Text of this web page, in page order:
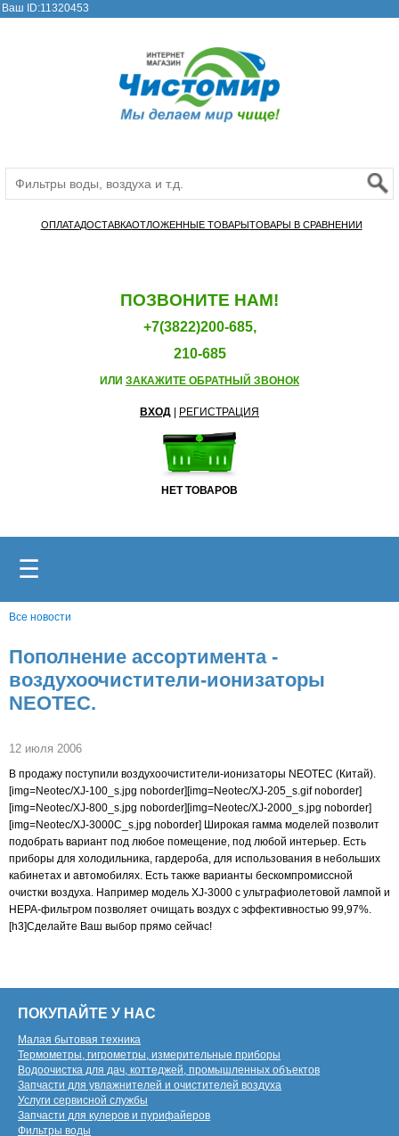
Ваш ID:11320453
ОПЛАТАДОСТАВКАОТЛОЖЕННЫЕ ТОВАРЫТОВАРЫ В СРАВНЕНИИ
ПОЗВОНИТЕ НАМ!
+7(3822)200-685,
210-685
ИЛИ ЗАКАЖИТЕ ОБРАТНЫЙ ЗВОНОК
ВХОД РЕГИСТРАЦИЯ
НЕТ ТОВАРОВ
☰
Все новости
Пополнение ассортимента -
воздухоочистители-ионизаторы
NEOTEC.
12 июля 2006
В продажу поступили воздухоочистители-ионизаторы NEOTEC (Китай).
[img=Neotec/XJ-100_s.jpg noborder][img=Neotec/XJ-205_s.gif noborder]
[img=Neotec/XJ-800_s.jpg noborder][img=Neotec/XJ-2000_s.jpg noborder]
[img=Neotec/XJ-3000C_s.jpg noborder] Широкая гамма моделей позволит
подобрать вариант под любое помещение, под любой интерьер. Есть
приборы для холодильника, гардероба, для использования в небольших
кабинетах и автомобилях. Есть также варианты бескомпромиссной
очистки воздуха. Например модель XJ-3000 с ультрафиолетовой лампой и
HEPA-фильтром позволяет очищать воздух с эффективностью 99,97%.
[h3]Сделайте Ваш выбор прямо сейчас!
ПОКУПАЙТЕ У НАС
Малая бытовая техника
Термометры, гигрометры, измерительные приборы
Водоочистка для дач, коттеджей, промышленных объектов
Запчасти для увлажнителей и очистителей воздуха
Услуги сервисной службы
Запчасти для кулеров и пурифайеров
Фильтры воды